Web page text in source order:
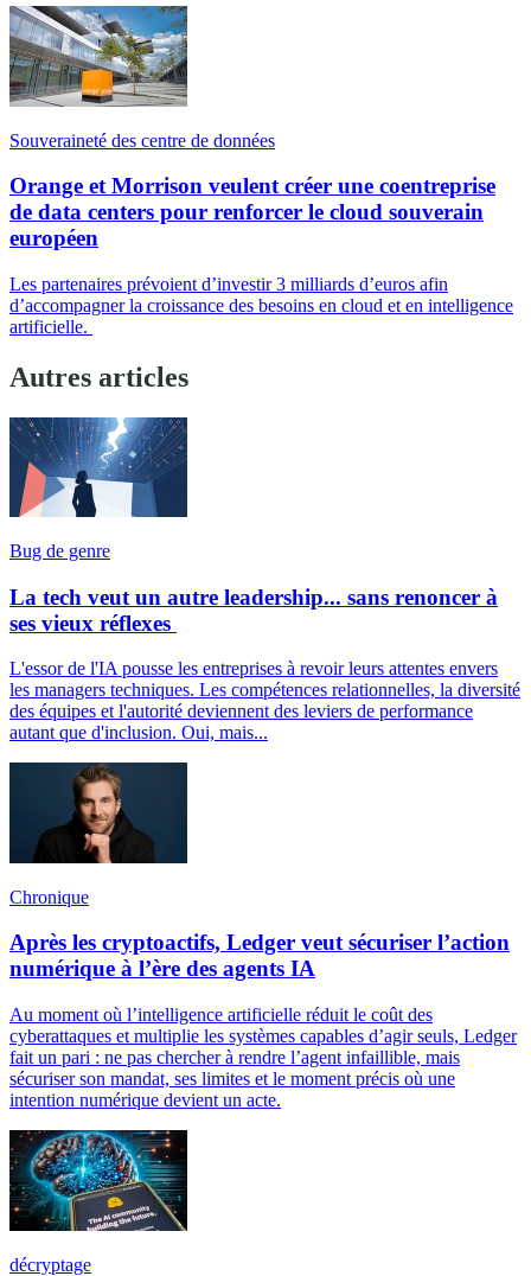
Souveraineté des centre de données
Orange et Morrison veulent créer une coentreprise
de data centers pour renforcer le cloud souverain
européen
Les partenaires prévoient d’investir 3 milliards d’euros afin
d’accompagner la croissance des besoins en cloud et en intelligence
artificielle.
Autres articles
Bug de genre
La tech veut un autre leadership... sans renoncer à
ses vieux réflexes
L'essor de l'IA pousse les entreprises à revoir leurs attentes envers
les managers techniques. Les compétences relationnelles, la diversité
des équipes et l'autorité deviennent des leviers de performance
autant que d'inclusion. Oui, mais...
Chronique
Après les cryptoactifs, Ledger veut sécuriser l’action
numérique à l’ère des agents IA
Au moment où l’intelligence artificielle réduit le coût des
cyberattaques et multiplie les systèmes capables d’agir seuls, Ledger
fait un pari : ne pas chercher à rendre l’agent infaillible, mais
sécuriser son mandat, ses limites et le moment précis où une
intention numérique devient un acte.
décryptage